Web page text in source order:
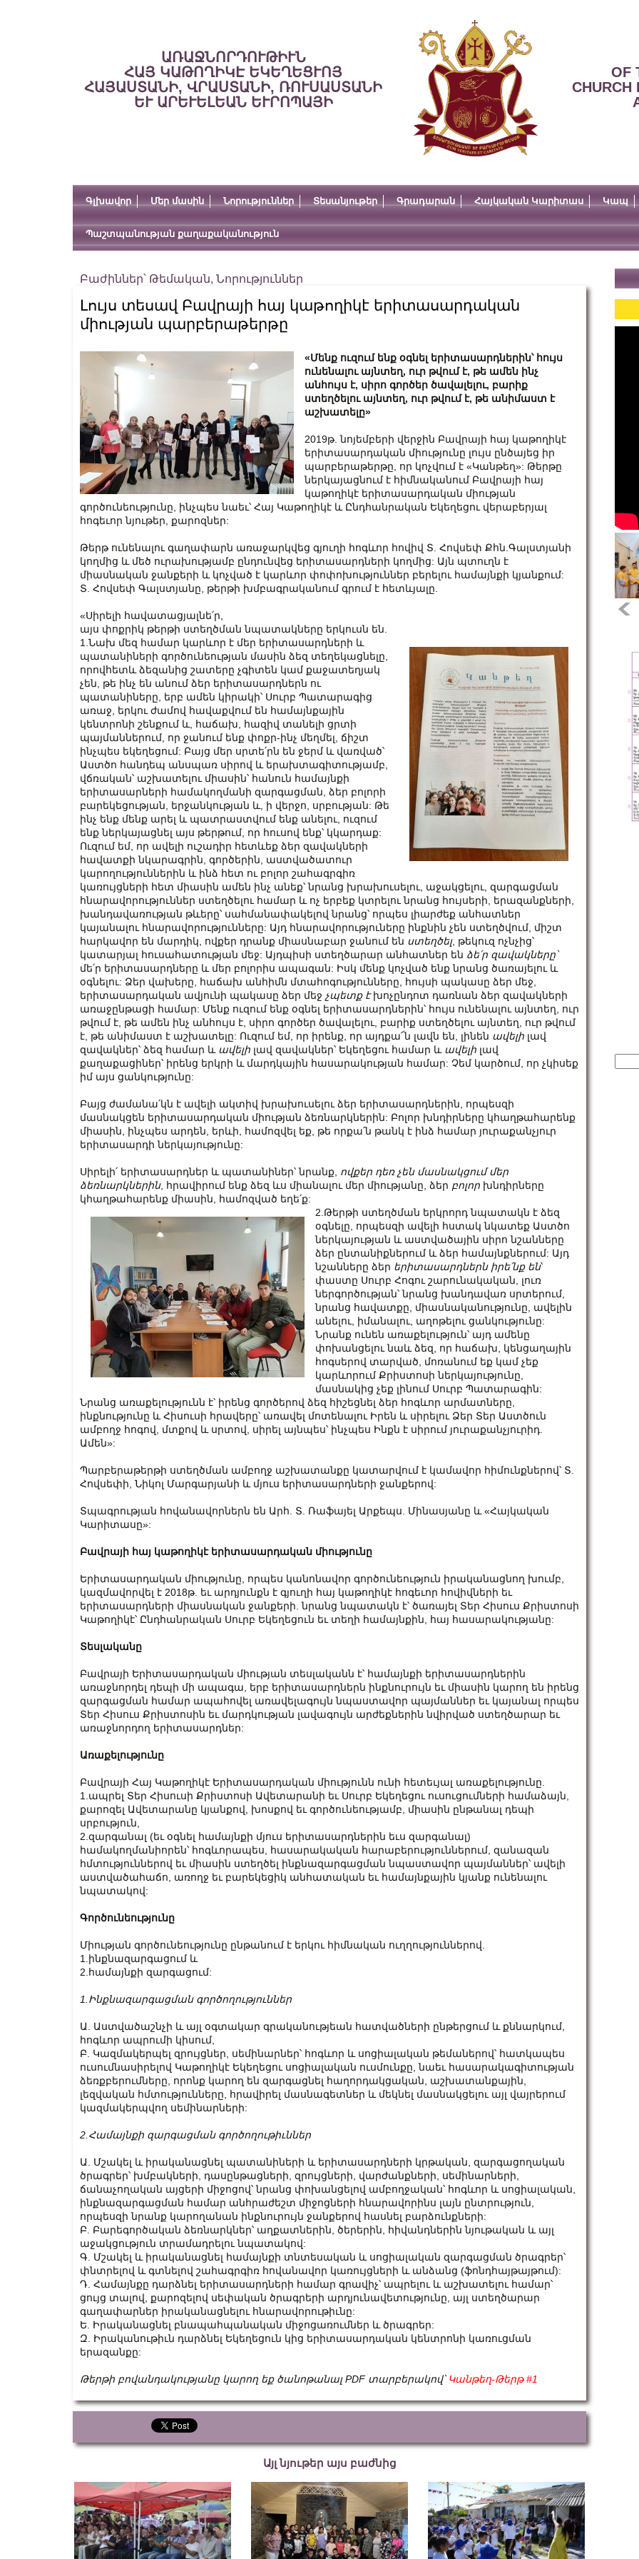
ԱՌԱՋՆՈՐԴՈՒԹԻՒՆ
ՀԱՅ ԿԱԹՈՂԻԿԷ ԵԿԵՂԵՑՒՈՅ
ՀԱՅԱՍՏԱՆԻ, ՎՐԱՍՏԱՆԻ, ՌՈՒՍԱՍՏԱՆԻ
ԵՒ ԱՐԵՒԵԼԵԱՆ ԵՒՐՈՊԱՅԻ
OF
CHURCH
Գլխավոր Մեր մասին Նորություններ Տեսանյութեր Գրադարան Հայկական Կարիտաս Կապ
Պաշտպանության քաղաքականություն
Բաժիններ՝ Թեմական, Նորություններ
Լույս տեսավ Բավրայի հայ կաթողիկէ երիտասարդական
միության պարբերաթերթը
«Մենք ուզում ենք օգնել երիտասարդներին՝ հույս
ունենալու այնտեղ, ուր թվում է, թե ամեն ինչ
անհույս է, սիրո գործեր ծավալելու, բարիք
ստեղծելու այնտեղ, ուր թվում է, թե անիմաստ է
աշխատելը»
2019թ. նոյեմբերի վերջին Բավրայի հայ կաթողիկէ
երիտասարդական միությունը լույս ընծայեց իր
պարբերաթերթը, որ կոչվում է «Կանթեղ»: Թերթը
ներկայացնում է հիմնականում Բավրայի հայ
կաթողիկէ երիտասարդական միության
գործունեությունը, ինչպես նաեւ՝ Հայ Կաթողիկէ և Ընդհանրական Եկեղեցու վերաբերյալ
հոգեւոր նյութեր, քարոզներ:
Թերթ ունենալու գաղափարն առաջարկվեց գյուղի հոգևոր հովիվ Տ. Հովսեփ Քհն.Գալստյանի
կողմից և մեծ ուրախությամբ ընդունվեց երիտասարդների կողմից: Այն պտուղն է
միասնական ջանքերի և կոչված է կարևոր փոփոխություններ բերելու համայնքի կյանքում:
Տ. Հովսեփ Գալստյանը, թերթի խմբագրականում գրում է հետևյալը.
«Սիրելի հավատացյալնե՛ր,
այս փոքրիկ թերթի ստեղծման նպատակները երկուսն են.
1.Նախ մեզ համար կարևոր է մեր երիտասարդների և
պատանիների գործունեության մասին ձեզ տեղեկացնելը,
որովհետև ձեզանից շատերը չգիտեն կամ քաջատեղյակ
չեն, թե ինչ են անում ձեր երիտասարդներն ու
պատանիները, երբ ամեն կիրակի՝ Սուրբ Պատարագից
առաջ, երկու ժամով հավաքվում են համայնքային
կենտրոնի շենքում և, հաճախ, հազիվ տանելի ցրտի
պայմաններում, որ ջանում ենք փոքր-ինչ մեղմել, ճիշտ
ինչպես եկեղեցում: Բայց մեր սրտե՛րն են ջերմ և վառված՝
Աստծո հանդեպ անսպառ սիրով և երախտագիտությամբ,
վճռական՝ աշխատելու միասին՝ հանուն համայնքի
երիտասարների համակողմանի զարգացման, ձեր բոլորի
բարեկեցության, երջանկության և, ի վերջո, սրբության: Թե
ինչ ենք մենք արել և պատրաստվում ենք անելու, ուզում
ենք ներկայացնել այս թերթում, որ հուսով ենք՝ կկարդաք:
Ուզում եմ, որ ավելի ուշադիր հետևեք ձեր զավակների
հավատքի նկարագրին, գործերին, աստվածատուր
կարողություններին և ինձ հետ ու բոլոր շահագրգիռ
կառույցների հետ միասին ամեն ինչ անեք՝ նրանց խրախուսելու, աջակցելու, զարգացման
հնարավորություններ ստեղծելու համար և ոչ երբեք կտրելու նրանց հույսերի, երազանքների,
խանդավառության թևերը՝ սահմանափակելով նրանց՝ որպես լիարժեք անհատներ
կայանալու հնարավորությունները: Այդ հնարավորություները ինքնին չեն ստեղծվում, միշտ
հարկավոր են մարդիկ, ովքեր դրանք միասնաբար ջանում են ստեղծել, թեկուզ ոչնչից՝
կատարյալ հուսահատության մեջ: Այդպիսի ստեղծարար անհատներ են ձե՛ր զավակները՝
մե՛ր երիտասարդները և մեր բոլորիս ապագան: Իսկ մենք կոչված ենք նրանց ծառայելու և
օգնելու: Ձեր վախերը, հաճախ անհիմն մտահոգությունները, հույսի պակասը ձեր մեջ,
երիտասարդական ավյունի պակասը ձեր մեջ չպետք էխոչընդոտ դառնան ձեր զավակների
առաջընթացի համար: Մենք ուզում ենք օգնել երիտասարդներին՝ հույս ունենալու այնտեղ, ուր
թվում է, թե ամեն ինչ անհույս է, սիրո գործեր ծավալելու, բարիք ստեղծելու այնտեղ, ուր թվում
է, թե անիմաստ է աշխատելը: Ուզում եմ, որ իրենք, որ այդքա՜ն լավն են, լինեն ավելի լավ
զավակներ՝ ձեզ համար և ավելի լավ զավակներ՝ Եկեղեցու համար և ավելի լավ
քաղաքացիներ՝ իրենց երկրի և մարդկային հասարակության համար: Չեմ կարծում, որ չկիսեք
իմ այս ցանկությունը:
Բայց ժամանա՛կն է ավելի ակտիվ խրախուսելու ձեր երիտասարդներին, որպեսզի
մասնակցեն երիտասարդական միության ձեռնարկներին: Բոլոր խնդիրները կհաղթահարենք
միասին, ինչպես արդեն, երևի, համոզվել եք, թե որքա՛ն թանկ է ինձ համար յուրաքանչյուր
երիտասարդի ներկայությունը:
Սիրելի՛ երիտասարդներ և պատանիներ՝ նրանք, ովքեր դեռ չեն մասնակցում մեր
ձեռնարկներին, հրավիրում ենք ձեզ ևս միանալու մեր միությանը, ձեր բոլոր խնդիրները
կհաղթահարենք միասին, համոզված եղե՛ք:
2.Թերթի ստեղծման երկրորդ նպատակն է ձեզ
օգնելը, որպեսզի ավելի հստակ նկատեք Աստծո
ներկայության և աստվածային սիրո նշանները
ձեր ընտանիքներում և ձեր համայնքներում: Այդ
նշանները ձեր երիտասարդներն իրե՛նք են՝
փաստը Սուրբ Հոգու շարունակական, լուռ
ներգործության՝ նրանց խանդավառ սրտերում,
նրանց հավատքը, միասնականությունը, ավելին
անելու, իմանալու, աղոթելու ցանկությունը:
Նրանք ունեն առաքելություն՝ այդ ամենը
փոխանցելու նաև ձեզ, որ հաճախ, կենցաղային
հոգսերով տարված, մոռանում եք կամ չեք
կարևորում Քրիստոսի ներկայությունը,
մասնակից չեք լինում Սուրբ Պատարագին:
Նրանց առաքելությունն է՝ իրենց գործերով ձեզ հիշեցնել ձեր հոգևոր արմատները,
ինքնությունը և Հիսուսի հրավերը՝ առավել մոտենալու Իրեն և սիրելու Ձեր Տեր Աստծուն
ամբողջ հոգով, մտքով և սրտով, սիրել այնպես՝ ինչպես Ինքն է սիրում յուրաքանչյուրիդ.
Ամեն»:
Պարբերաթերթի ստեղծման ամբողջ աշխատանքը կատարվում է կամավոր հիմունքներով՝ Տ.
Հովսեփի, Նիկոլ Մարգարյանի և մյուս երիտասարդների ջանքերով:
Տպագրության հովանավորներն են Արհ. Տ. Ռաֆայել Արքեպս. Մինասյանը և «Հայկական
Կարիտասը»:
Բավրայի հայ կաթողիկէ երիտասարդական միությունը
Երիտասարդական միությունը, որպես կանոնավոր գործունեություն իրականացնող խումբ,
կազմավորվել է 2018թ. եւ արդյունքն է գյուղի հայ կաթողիկէ հոգեւոր հովիվների եւ
երիտասարդների միասնական ջանքերի. նրանց նպատակն է՝ ծառայել Տեր Հիսուս Քրիստոսի
Կաթողիկէ՝ Ընդհանրական Սուրբ Եկեղեցուն եւ տեղի համայնքին, հայ հասարակությանը:
Տեսլականը
Բավրայի Երիտասարդական միության տեսլականն է՝ համայնքի երիտասարդներին
առաջնորդել դեպի մի ապագա, երբ երիտասարդներն ինքնուրույն եւ միասին կարող են իրենց
զարգացման համար ապահովել առավելագույն նպաստավոր պայմաններ եւ կայանալ որպես
Տեր Հիսուս Քրիստոսին եւ մարդկության լավագույն արժեքներին նվիրված ստեղծարար եւ
առաջնորդող երիտասարդներ:
Առաքելությունը
Բավրայի Հայ Կաթողիկէ Երիտասարդական միությունն ունի հետեւյալ առաքելությունը.
1.ապրել Տեր Հիսուսի Քրիստոսի Ավետարանի եւ Սուրբ Եկեղեցու ուսուցումների համաձայն,
քարոզել Ավետարանը կյանքով, խոսքով եւ գործունեությամբ, միասին ընթանալ դեպի
սրբություն,
2.զարգանալ (եւ օգնել համայնքի մյուս երիտասարդներին եւս զարգանալ)
համակողմանիորեն՝ հոգևորապես, հասարակական հարաբերություններում, զանազան
հմտություններով եւ միասին ստեղծել ինքնազարգացման նպաստավոր պայմաններ՝ ավելի
աստվածահաճո, առողջ եւ բարեկեցիկ անհատական եւ համայնքային կյանք ունենալու
նպատակով:
Գործունեությունը
Միության գործունեությունը ընթանում է երկու հիմնական ուղղություններով.
1.ինքնազարգացում և
2.համայնքի զարգացում:
1.Ինքնազարգացման գործողություններ
Ա. Աստվածաշնչի և այլ օգտակար գրականությեան հատվածների ընթերցում և քննարկում,
հոգևոր ապրումի կիսում,
Բ. Կազմակերպել զրույցներ, սեմինարներ՝ հոգևոր և սոցիալական թեմաներով՝ հատկապես
ուսումնասիրելով Կաթողիկէ Եկեղեցու սոցիալական ուսմունքը, նաեւ հասարակագիտության
ձեռքբերումները, որոնք կարող են զարգացնել հաղորդակցական, աշխատանքային,
լեզվական հմտությունները, հրավիրել մասնագետներ և մեկնել մասնակցելու այլ վայրերում
կազմակերպվող սեմինարների:
2.Համայնքի զարգացման գործողութիւններ
Ա. Մշակել և իրականացնել պատանիների և երիտասարդների կրթական, զարգացողական
ծրագրեր՝ խմբակների, դասընթացների, զրույցների, վարժանքների, սեմինարների,
ճանաչողական այցերի միջոցով՝ նրանց փոխանցելով ամբողջական՝ հոգևոր և սոցիալական,
ինքնազարգացման համար անհրաժեշտ միջոցների հնարավորինս լայն ընտրություն,
որպեսզի նրանք կարողանան ինքնուրույն ջանքերով հասնել բարձունքների:
Բ. Բարեգործական ձեռնարկներ՝ աղքատներին, ծերերին, հիվանդներին նյութական և այլ
աջակցություն տրամադրելու նպատակով:
Գ. Մշակել և իրականացնել համայնքի տնտեսական և սոցիալական զարգացման ծրագրեր՝
փնտրելով և գտնելով շահագրգիռ հովանավոր կառույցների և անձանց (ֆոնդհայթայթում):
Դ. Համայնքը դարձնել երիտասարդների համար գրավիչ՝ ապրելու և աշխատելու համար՝
ցույց տալով, քարոզելով սեփական ծրագրերի արդյունավետությունը, այլ ստեղծարար
գաղափարներ իրականացնելու հնարավորութիւնը:
Ե. Իրականացնել բնապահպանական միջոցառումներ և ծրագրեր:
Զ. Իրականութիւն դարձնել Եկեղեցուն կից երիտասարդական կենտրոնի կառուցման
երազանքը:
Թերթի բովանդակությանը կարող եք ծանոթանալ PDF տարբերակով՝Կանթեղ-Թերթ #1
Այլ նյութեր այս բաժնից
for: